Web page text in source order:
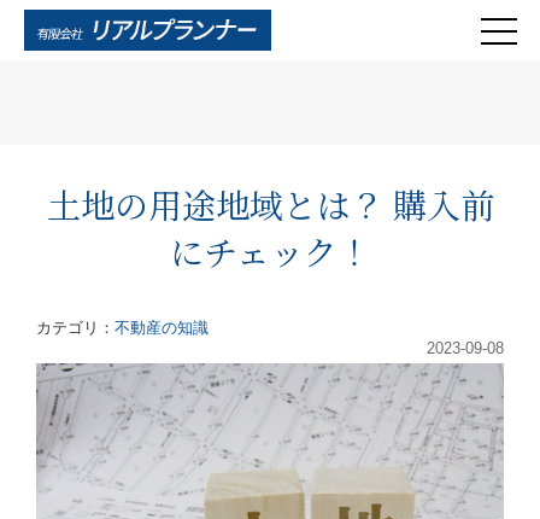
土地の用途地域とは？ 購入前
にチェック！
カテゴリ： 不動産の知識
2023-09-08